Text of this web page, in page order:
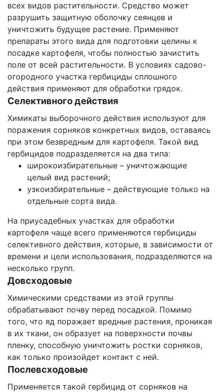
всех видов растительности. Средство может
разрушить защитную оболочку сеянцев и
уничтожить будущее растение. Применяют
препараты этого вида для подготовки целины к
посадке картофеля, чтобы полностью зачистить
поле от всей растительности. В условиях садово-
огородного участка гербициды сплошного
действия применяют для обработки грядок.
Селективного действия
Химикаты выборочного действия используют для
поражения сорняков конкретных видов, оставаясь
при этом безвредным для картофеля. Такой вид
гербицидов подразделяется на два типа:
широкоизбирательные – уничтожающие
целый вид растений;
узкоизбирательные – действующие только на
отдельные сорта вида.
На приусадебных участках для обработки
картофеля чаще всего применяются гербициды
селективного действия, которые, в зависимости от
времени и цели использования, подразделяются на
несколько групп.
Довсходовые
Химическими средствами из этой группы
обрабатывают почву перед посадкой. Помимо
того, что яд поражает вредные растения, проникая
в их ткани, он образует на поверхности почвы
пленку, способную уничтожить ростки сорняков,
как только произойдет контакт с ней.
Послевсходовые
Применяется такой гербицид от сорняков на